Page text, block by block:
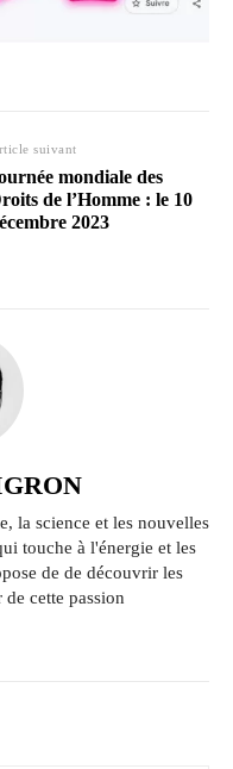
suivant
mondiale des
de l’Homme : le 10
2023
la science et les nouvelles
touche à l'énergie et les
de de découvrir les
cette passion